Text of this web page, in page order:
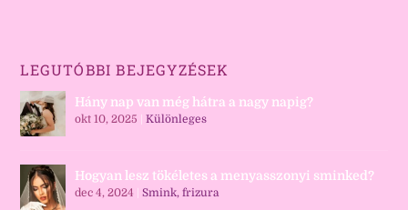
LEGUTÓBBI BEJEGYZÉSEK
Hány nap van még hátra a nagy napig?
okt 10, 2025 |Különleges
Hogyan lesz tökéletes a menyasszonyi sminked?
dec 4, 2024 |Smink, frizura